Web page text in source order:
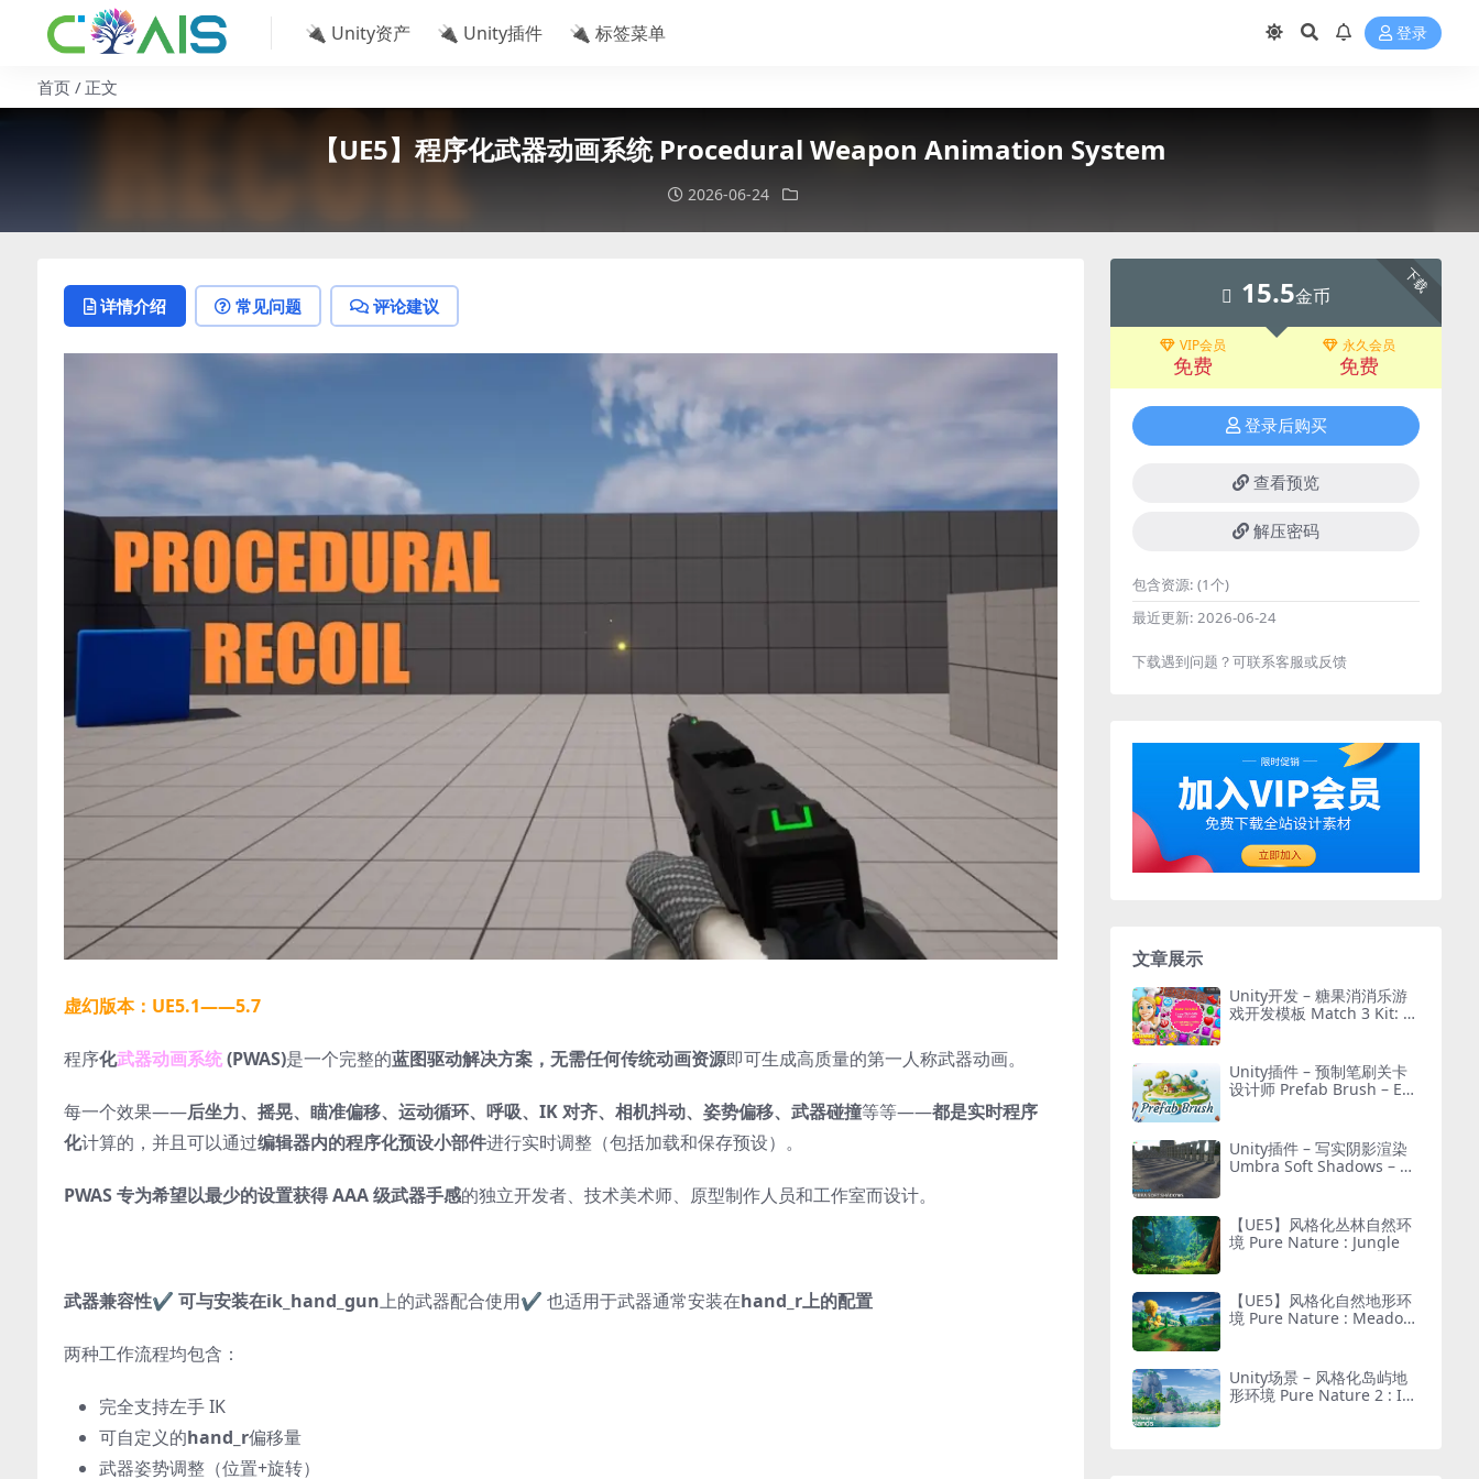
🔌 Unity资产 🔌 Unity插件 🔌 标签菜单 登录
首页 正文
【UE5】程序化武器动画系统 Procedural Weapon Animation System
2026-06-24
详情介绍 常见问题 评论建议
虚幻版本：UE5.1——5.7
程序化武器动画系统(PWAS)是一个完整的蓝图驱动解决方案， 无需任何传统动画资源即可生成高质量的第一人称武器动画。
每一个效果——后坐力、摇晃、瞄准偏移、运动循环、呼吸、IK 对齐、相机抖动、姿势偏移、武器碰撞等等——都是实时程序
化计算的，并且可以通过编辑器内的程序化预设小部件进行实时调整（包括加载和保存预设）。
PWAS 专为希望以最少的设置获得 AAA 级武器手感的独立开发者、技术美术师、原型制作人员和工作室而设计。
武器兼容性✔ 可与安装在ik_hand_gun上的武器配合使用✔ 也适用于武器通常安装在hand_r上的配置
两种工作流程均包含：
完全支持左手 IK
可自定义的hand_r偏移量
武器姿势调整（位置+旋转）
下载
15.5金币
VIP会员
免费
永久会员
免费
登录后购买
查看预览
解压密码
包含资源: (1个)
最近更新: 2026-06-24
下载遇到问题？可联系客服或反馈
文章展示
Unity开发 – 糖果消消乐游
戏开发模板 Match 3 Kit: S
Unity插件 – 预制笔刷关卡
设计师 Prefab Brush – Eas
Unity插件 – 写实阴影渲染
Umbra Soft Shadows – Be
【UE5】风格化丛林自然环
境 Pure Nature : Jungle
【UE5】风格化自然地形环
境 Pure Nature : Meadow
Unity场景 – 风格化岛屿地
形环境 Pure Nature 2 : Isl